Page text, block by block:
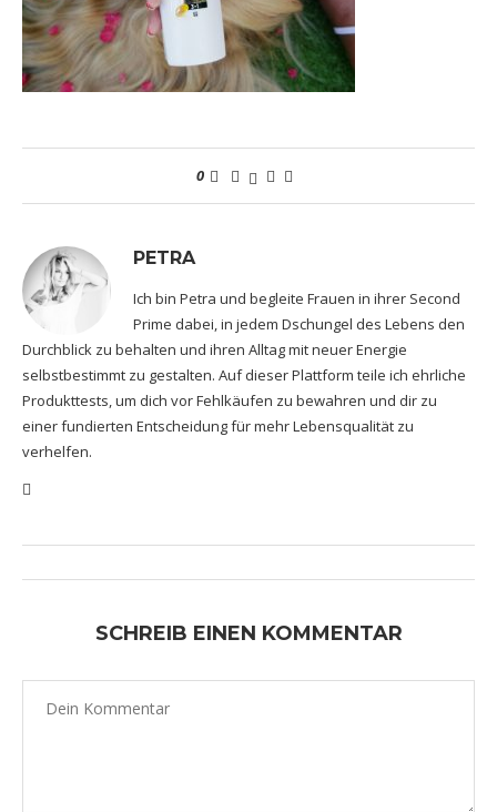
0
PETRA
Ich bin Petra und begleite Frauen in ihrer Second
Prime dabei, in jedem Dschungel des Lebens den
Durchblick zu behalten und ihren Alltag mit neuer Energie
selbstbestimmt zu gestalten. Auf dieser Plattform teile ich ehrliche
Produkttests, um dich vor Fehlkäufen zu bewahren und dir zu
einer fundierten Entscheidung für mehr Lebensqualität zu
verhelfen.
SCHREIB EINEN KOMMENTAR